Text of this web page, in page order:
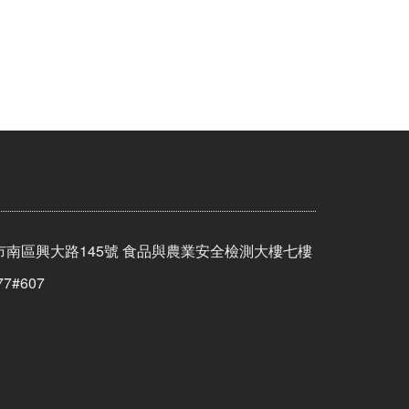
區興大路145號 食品與農業安全檢測大樓七樓